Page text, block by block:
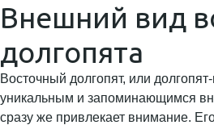
Внешний вид
долгопята
Восточный долгопят, или
уникальным и запоминающимся
сразу же привлекает внимание.